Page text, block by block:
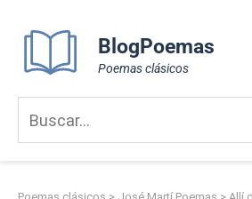
content
BlogPoemas
Poemas clásicos